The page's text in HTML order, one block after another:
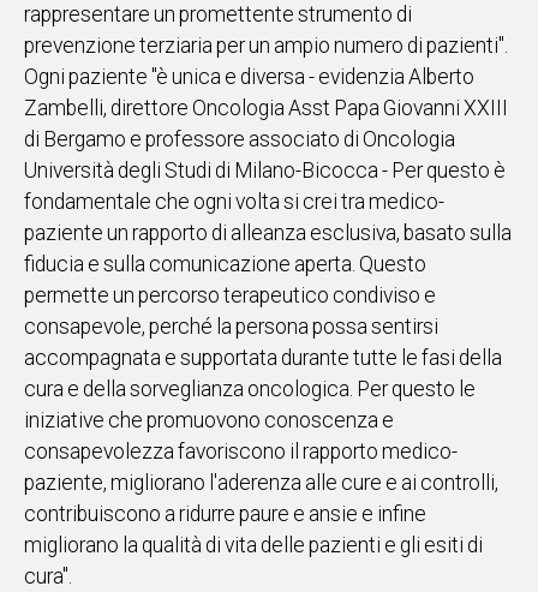
rappresentare un promettente strumento di
prevenzione terziaria per un ampio numero di pazienti".
Ogni paziente "è unica e diversa - evidenzia Alberto
Zambelli, direttore Oncologia Asst Papa Giovanni XXIII
di Bergamo e professore associato di Oncologia
Università degli Studi di Milano-Bicocca - Per questo è
fondamentale che ogni volta si crei tra medico-
paziente un rapporto di alleanza esclusiva, basato sulla
fiducia e sulla comunicazione aperta. Questo
permette un percorso terapeutico condiviso e
consapevole, perché la persona possa sentirsi
accompagnata e supportata durante tutte le fasi della
cura e della sorveglianza oncologica. Per questo le
iniziative che promuovono conoscenza e
consapevolezza favoriscono il rapporto medico-
paziente, migliorano l'aderenza alle cure e ai controlli,
contribuiscono a ridurre paure e ansie e infine
migliorano la qualità di vita delle pazienti e gli esiti di
cura".